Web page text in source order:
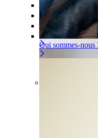
Offre À la carte
Pour un
Les problèmes
Qui sommes-nous